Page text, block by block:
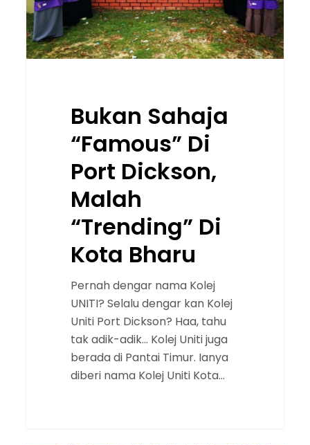
“Trending”
Di
Kota
Bukan Sahaja
“Famous” Di
Port Dickson,
Malah
“Trending” Di
Kota Bharu
Pernah dengar nama Kolej
UNITI? Selalu dengar kan Kolej
Uniti Port Dickson? Haa, tahu
tak adik-adik… Kolej Uniti juga
berada di Pantai Timur. Ianya
diberi nama Kolej Uniti Kota…